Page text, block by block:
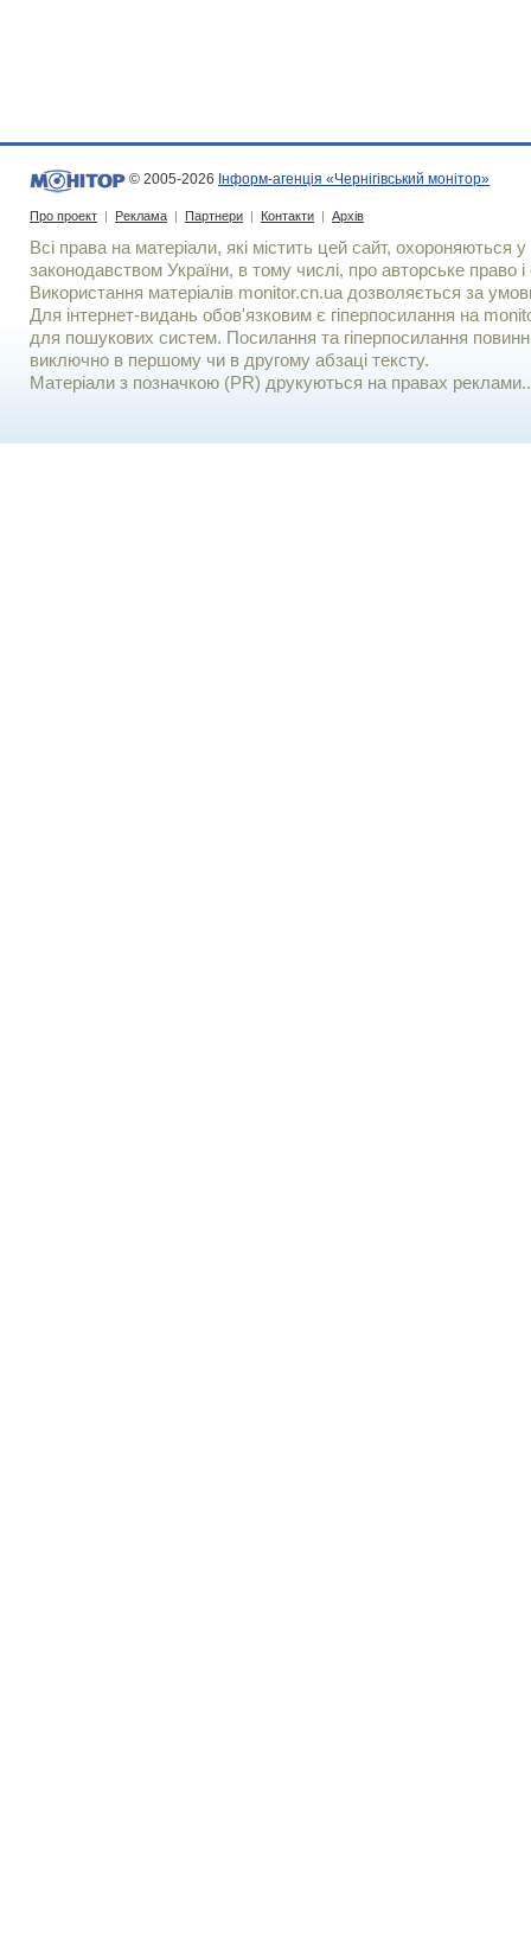
© 2005-2026 Інформ-агенція «Чернігівський монітор»
Про проект | Реклама | Партнери | Контакти | Архів
Всі права на матеріали, які містить цей сайт, охороняються у
законодавством України, в тому числі, про авторське право і
Використання матерiалiв monitor.cn.ua дозволяється за
Для iнтернет-видань обов'язковим є гiперпосилання на
для пошукових систем. Посилання та гіперпосилання
виключно в першому чи в другому абзаці тексту.
Матеріали з позначкою (PR) друкуються на правах реклами..